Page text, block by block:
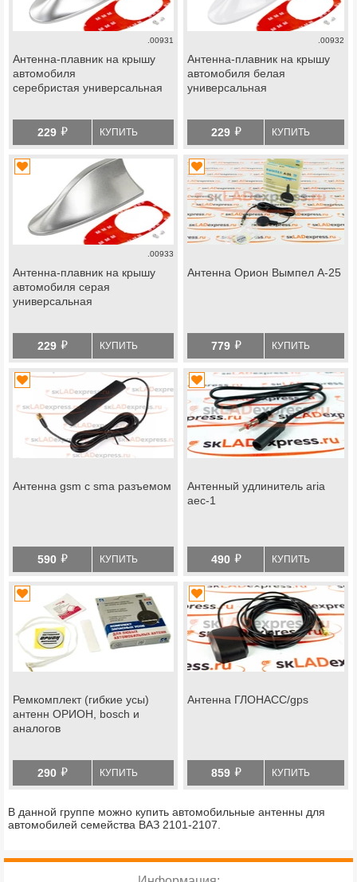
.00931
Антенна-плавник на крышу
автомобиля
серебристая универсальная
229 й КУПИТЬ
.00932
Антенна-плавник на крышу
автомобиля белая
универсальная
229 й КУПИТЬ
.00933
Антенна-плавник на крышу
автомобиля серая
универсальная
229 й КУПИТЬ
Антенна Орион Вымпел А-25
779 й КУПИТЬ
Антенна gsm с sma разъемом
590 й КУПИТЬ
Антенный удлинитель aria
aec-1
490 й КУПИТЬ
Ремкомплект (гибкие усы)
антенн ОРИОН, bosch и
аналогов
290 й КУПИТЬ
Антенна ГЛОНАСС/gps
859 й КУПИТЬ
В данной группе можно купить автомобильные антенны для
автомобилей семейства ВАЗ 2101-2107.